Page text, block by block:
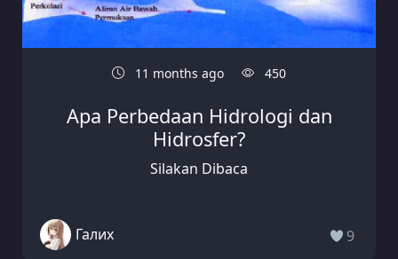
11 months ago 450
Apa Perbedaan Hidrologi dan
Hidrosfer?
Silakan Dibaca
Галих 9